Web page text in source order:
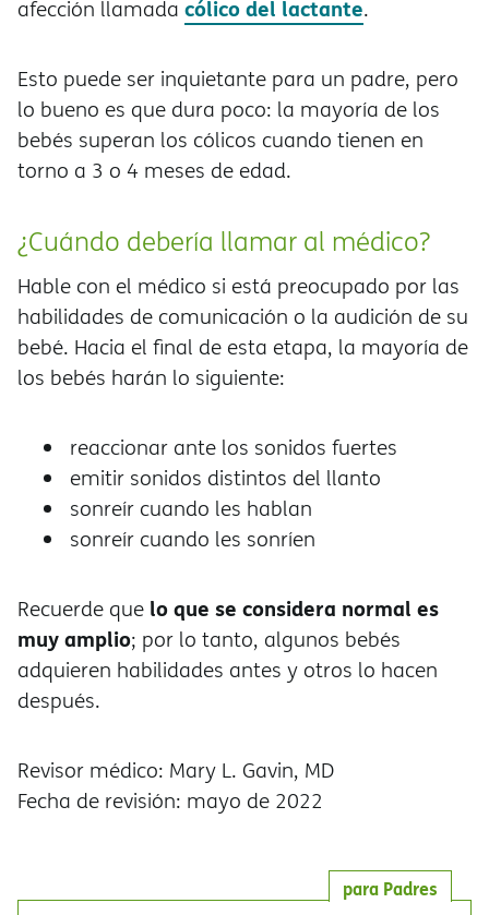
afección llamada cólico del lactante.
Esto puede ser inquietante para un padre, pero
lo bueno es que dura poco: la mayoría de los
bebés superan los cólicos cuando tienen en
torno a 3 o 4 meses de edad.
¿Cuándo debería llamar al médico?
Hable con el médico si está preocupado por las
habilidades de comunicación o la audición de su
bebé. Hacia el final de esta etapa, la mayoría de
los bebés harán lo siguiente:
reaccionar ante los sonidos fuertes
emitir sonidos distintos del llanto
sonreír cuando les hablan
sonreír cuando les sonríen
Recuerde que lo que se considera normal es
muy amplio; por lo tanto, algunos bebés
adquieren habilidades antes y otros lo hacen
después.
Revisor médico: Mary L. Gavin, MD
Fecha de revisión: mayo de 2022
para Padres